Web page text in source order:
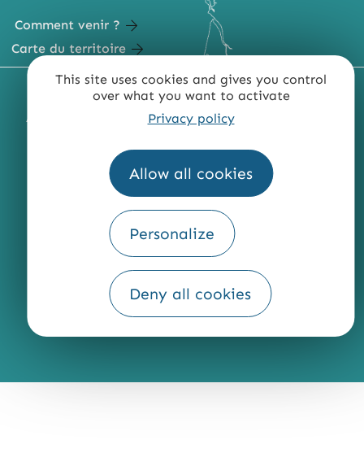
This site uses cookies and gives you control
over what you want to activate
Privacy policy
Allow all cookies
Personalize
Deny all cookies
Comment venir ?
Carte du territoire
MENTIONS LÉGALES PLAN DU SITE
ACCESSIBILITÉ : NON CONFORME
QUI SOMMES-NOUS ?
Fourni par
Traduction